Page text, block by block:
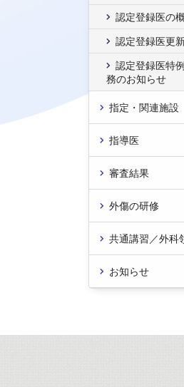
認定登録医の
認定登録医更
認定登録医特
務のお知らせ
指定・関連施設
指導医
審査結果
外傷の研修
共通講習／外科
お知らせ